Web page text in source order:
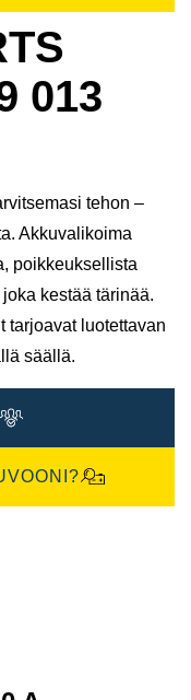
013
tehon –
Akkuvalikoima
poikkeuksellista
kestää tärinää.
tarjoavat luotettavan
säällä.